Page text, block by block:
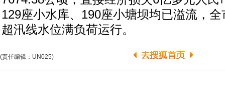
129座小水库、190座小塘坝均已溢流，
超汛线水位满负荷运行。
(责任编辑：UN025)